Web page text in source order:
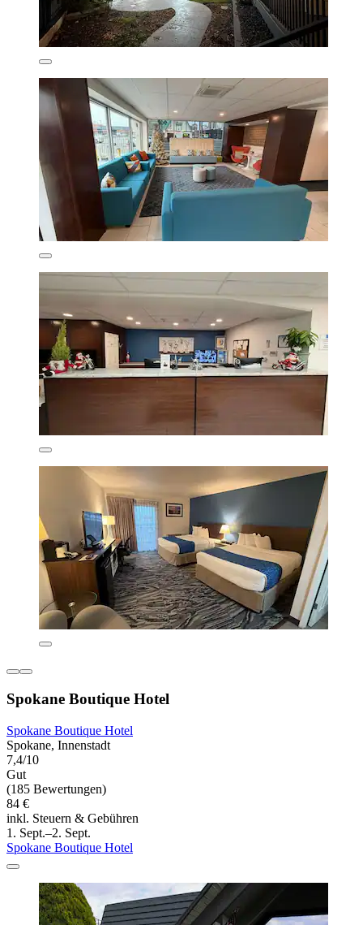
Spokane Boutique Hotel
Spokane Boutique Hotel
Spokane, Innenstadt
7,4/10
Gut
(185 Bewertungen)
84 €
inkl. Steuern & Gebühren
1. Sept.–2. Sept.
Spokane Boutique Hotel